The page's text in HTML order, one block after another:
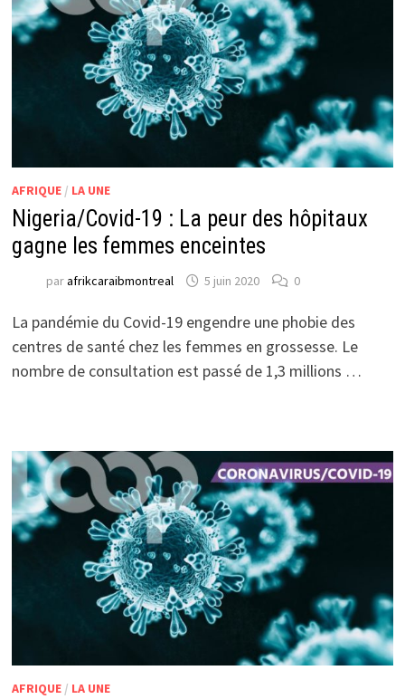
AFRIQUE/ LA UNE
Nigeria/Covid-19 : La peur des hôpitaux
gagne les femmes enceintes
parafrikcaraibmontreal 5 juin 2020 0
La pandémie du Covid-19 engendre une phobie des
centres de santé chez les femmes en grossesse. Le
nombre de consultation est passé de 1,3 millions …
AFRIQUE/ LA UNE